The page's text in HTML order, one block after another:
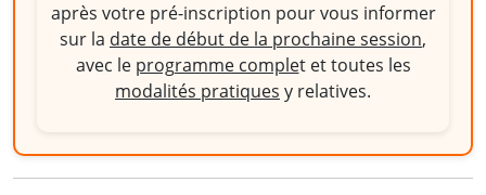
après votre pré-inscription pour vous informer
sur la date de début de la prochaine session,
avec le programme complet et toutes les
modalités pratiques y relatives.